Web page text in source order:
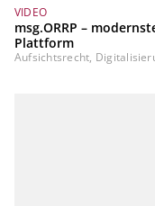
VIDEO
msg.ORRP –
Plattform
Aufsichtsrecht,